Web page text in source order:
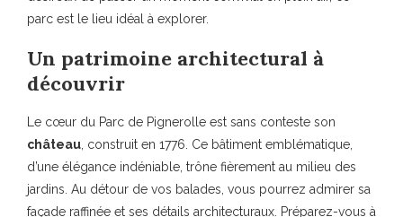
parc est le lieu idéal à explorer.
Un patrimoine architectural à
découvrir
Le cœur du Parc de Pignerolle est sans conteste son
château , construit en 1776. Ce bâtiment emblématique,
d’une élégance indéniable, trône fièrement au milieu des
jardins. Au détour de vos balades, vous pourrez admirer sa
façade raffinée et ses détails architecturaux. Préparez-vous à